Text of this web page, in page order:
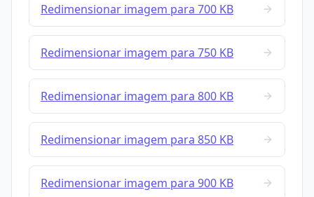
Redimensionar imagem para 700 KB
Redimensionar imagem para 750 KB
Redimensionar imagem para 800 KB
Redimensionar imagem para 850 KB
Redimensionar imagem para 900 KB